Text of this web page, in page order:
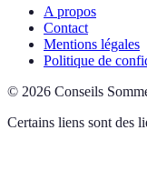
A propos
Contact
Mentions légales
Politique de
© 2026 Conseils
Certains liens sont des